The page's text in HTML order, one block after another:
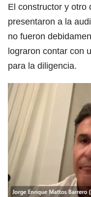
El constructor y otro
presentaron a la
no fueron
lograron contar con
para la diligencia.